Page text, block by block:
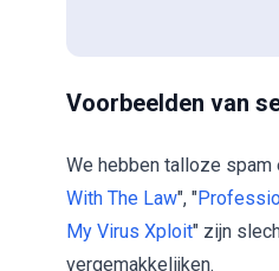
Voorbeelden van
We hebben talloze
With The Law", "
My Virus Xploit" zijn
vergemakkelijken.